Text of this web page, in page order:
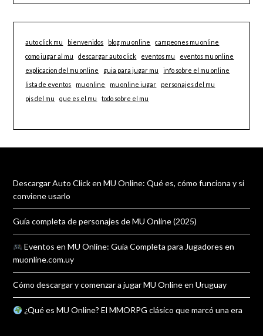
auto click mu bienvenidos blog mu online
campeones mu online
como jugar al mu
descargar auto click eventos mu
eventos mu online
explicacion del mu online
guia para jugar mu
info sobre el mu online
lista de eventos
mu online mu online jugar
personajes del mu
pjs del mu
que es el mu todo sobre el mu
Descargar Auto Click en MU Online: Qué es, cómo funciona y si
conviene usarlo
Guía completa de personajes de MU Online (2025)
Eventos en MU Online: Guía Completa para Jugadores en
muonline.com.uy
Cómo descargar y comenzar a jugar MU Online en Uruguay
¿Qué es MU Online? El MMORPG clásico que marcó una era